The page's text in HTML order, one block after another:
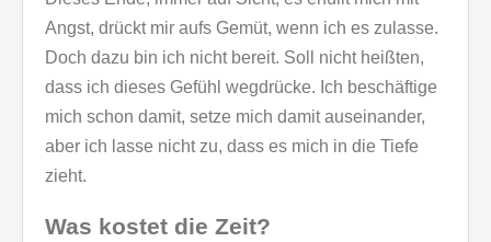
Angst, drückt mir aufs Gemüt, wenn ich es zulasse.
Doch dazu bin ich nicht bereit. Soll nicht heißten,
dass ich dieses Gefühl wegdrücke. Ich beschäftige
mich schon damit, setze mich damit auseinander,
aber ich lasse nicht zu, dass es mich in die Tiefe
zieht.
Was kostet die Zeit?